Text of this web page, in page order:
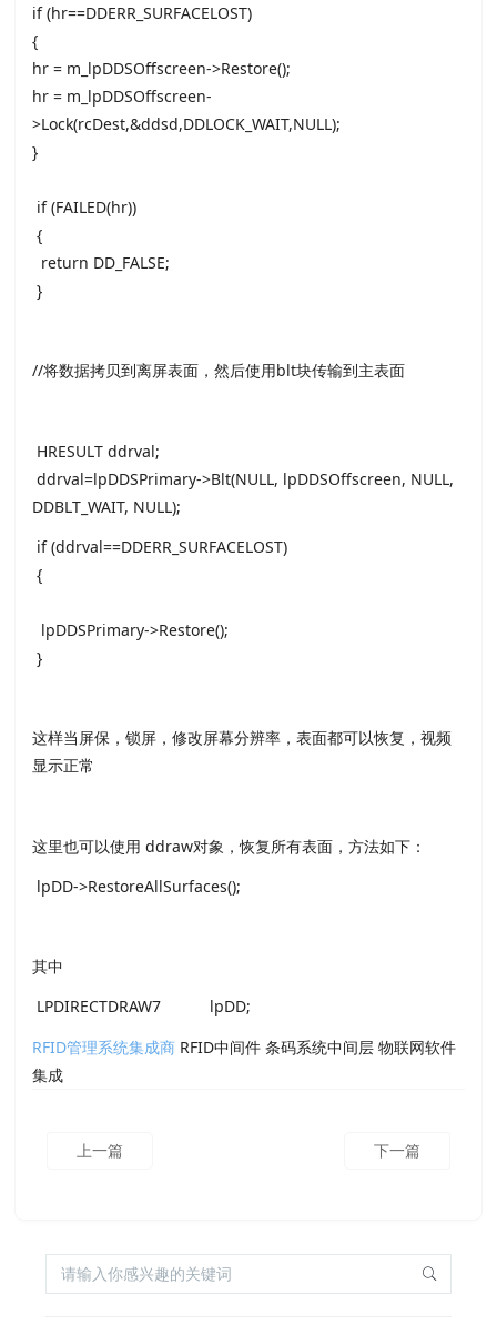
if (hr==DDERR_SURFACELOST)
{
hr = m_lpDDSOffscreen->Restore();
hr = m_lpDDSOffscreen-
>Lock(rcDest,&ddsd,DDLOCK_WAIT,NULL);
}
if (FAILED(hr))
{
return DD_FALSE;
}
//将数据拷贝到离屏表面，然后使用blt块传输到主表面
HRESULT ddrval;
ddrval=lpDDSPrimary->Blt(NULL, lpDDSOffscreen, NULL,
DDBLT_WAIT, NULL);
if (ddrval==DDERR_SURFACELOST)
{
lpDDSPrimary->Restore();
}
这样当屏保，锁屏，修改屏幕分辨率，表面都可以恢复，视频
显示正常
这里也可以使用 ddraw对象，恢复所有表面，方法如下：
lpDD->RestoreAllSurfaces();
其中
LPDIRECTDRAW7 lpDD;
RFID管理系统集成商 RFID中间件 条码系统中间层 物联网软件
集成
上一篇 下一篇